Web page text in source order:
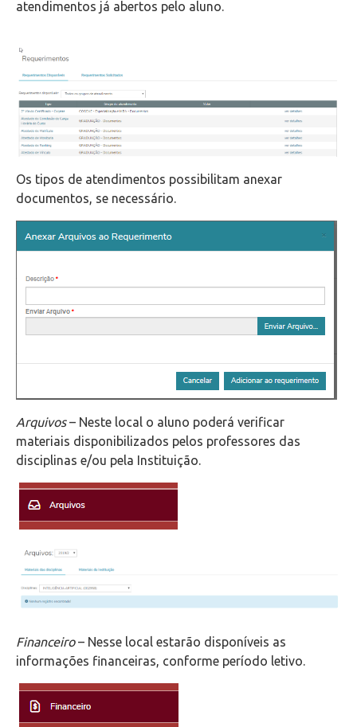
atendimentos já abertos pelo aluno.
Os tipos de atendimentos possibilitam anexar
documentos, se necessário.
Arquivos– Neste local o aluno poderá verificar
materiais disponibilizados pelos professores das
disciplinas e/ou pela Instituição.
Financeiro– Nesse local estarão disponíveis as
informações financeiras, conforme período letivo.